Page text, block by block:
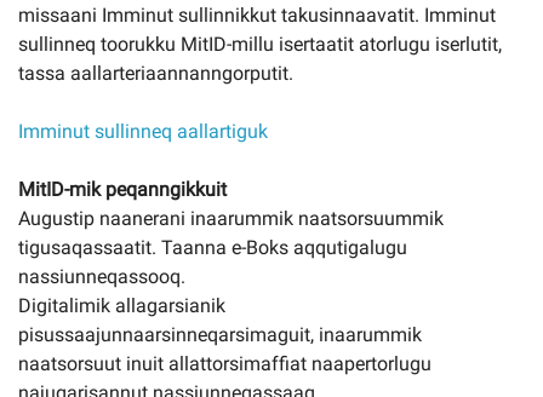
missaani Imminut sullinnikkut takusinnaavatit. Imminut
sullinneq toorukku MitID-millu isertaatit atorlugu iserlutit,
tassa aallarteriaannanngorputit.
Imminut sullinneq aallartiguk
MitID-mik peqanngikkuit
Augustip naanerani inaarummik naatsorsuummik
tigusaqassaatit. Taanna e-Boks aqqutigalugu
nassiunneqassooq.
Digitalimik allagarsianik
pisussaajunnaarsinneqarsimaguit, inaarummik
naatsorsuut inuit allattorsimaffiat naapertorlugu